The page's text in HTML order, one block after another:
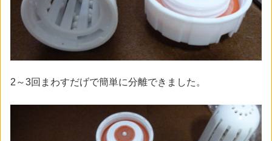
2～3回まわすだげで簡単に分離できました。